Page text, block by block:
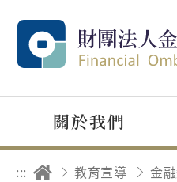
關於我們
::: 教育宣導 金